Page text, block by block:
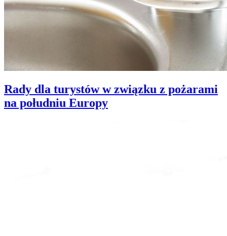
Rady dla turystów w związku z pożarami
na południu Europy